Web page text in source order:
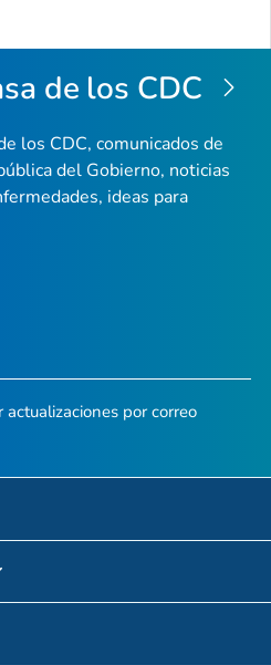
de los CDC
los CDC, comunicados de
del Gobierno, noticias
ideas para
actualizaciones por correo